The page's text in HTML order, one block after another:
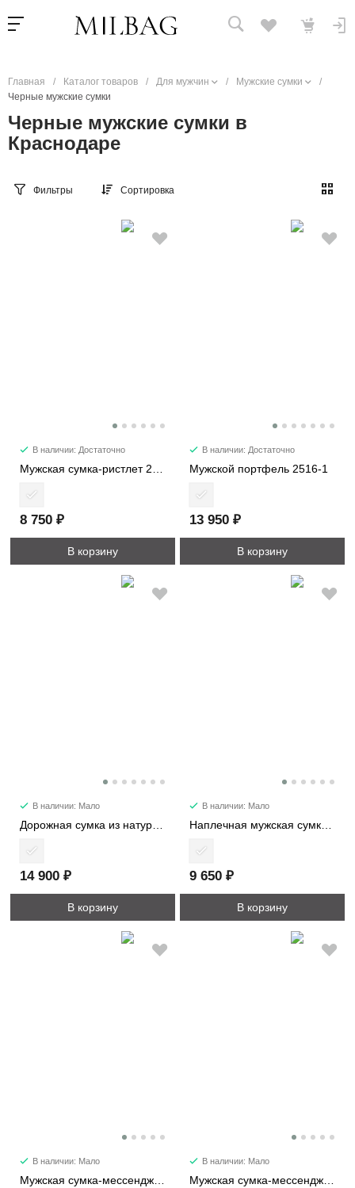
Главная / Каталог товаров / Для мужчин / Мужские сумки
/
Черные мужские сумки
Черные мужские сумки в
Краснодаре
Фильтры Сортировка
В наличии: Достаточно
8 750 ₽
В корзину
В наличии: Достаточно
Мужской портфель 2516-1
13 950 ₽
В корзину
В наличии: Мало
14 900 ₽
В корзину
В наличии: Мало
9 650 ₽
В корзину
В наличии: Мало
Мужская сумка-мессенджер 2719-2
В наличии: Мало
Мужская сумка-мессенджер 2719-1